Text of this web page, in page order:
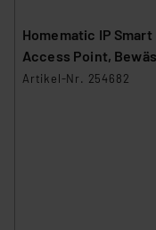
VO) zu. Eine
den Button
können die
erteilte
Link „Cookie
Die
Weiterverarbeitung
Analyse bis zum
unberührt. Ihre
Homematic IP
Access Point,
Artikel-Nr. 254682